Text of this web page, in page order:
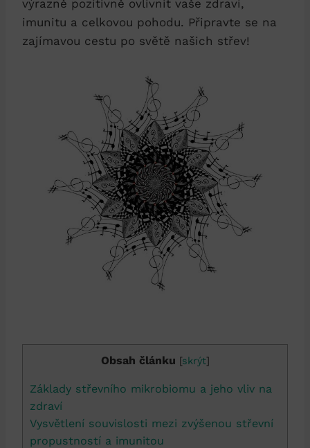
výrazně pozitivně ovlivnit vaše zdraví,
imunitu a celkovou pohodu. Připravte se na
zajímavou cestu po světě našich střev!
Obsah článku [skrýt]
Základy střevního mikrobiomu a jeho vliv na
zdraví
Vysvětlení souvislosti mezi zvýšenou střevní
propustností a imunitou